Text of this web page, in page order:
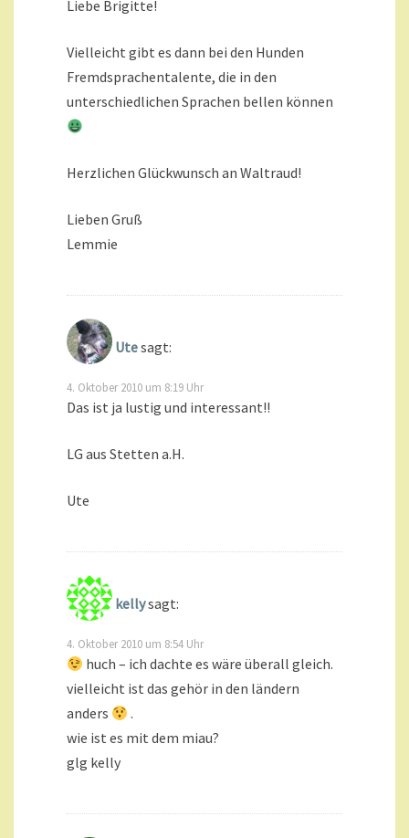
Liebe Brigitte!
Vielleicht gibt es dann bei den Hunden
Fremdsprachentalente, die in den
unterschiedlichen Sprachen bellen können
Herzlichen Glückwunsch an Waltraud!
Lieben Gruß
Lemmie
Utesagt:
4. Oktober 2010 um 8:19 Uhr
Das ist ja lustig und interessant!!
LG aus Stetten a.H.
Ute
kellysagt:
4. Oktober 2010 um 8:54 Uhr
huch – ich dachte es wäre überall gleich.
vielleicht ist das gehör in den ländern
anders
.
wie ist es mit dem miau?
glg kelly